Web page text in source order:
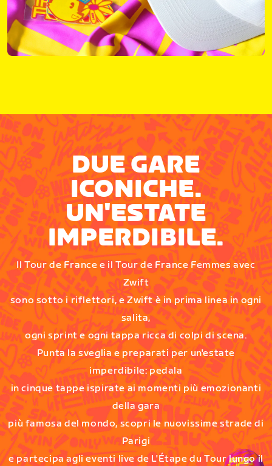
DUE GARE
ICONICHE.
UN'ESTATE
IMPERDIBILE.
Il Tour de France e il Tour de France Femmes avec
Zwift
sono sotto i riflettori, e Zwift è in prima linea in ogni
salita,
ogni sprint e ogni tappa ricca di colpi di scena.
Punta la sveglia e preparati per un'estate
imperdibile: pedala
in cinque tappe ispirate ai momenti più emozionanti
della gara
più famosa del mondo, scopri le nuovissime strade di
Parigi
e partecipa agli eventi live de L'Étape du Tour lungo il